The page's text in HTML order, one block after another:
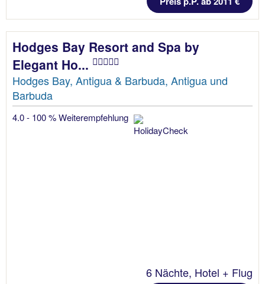
Hodges Bay Resort and Spa by
Elegant Ho...
Hodges Bay, Antigua & Barbuda, Antigua und
Barbuda
4.0 - 100 % Weiterempfehlung
6 Nächte, Hotel + Flug